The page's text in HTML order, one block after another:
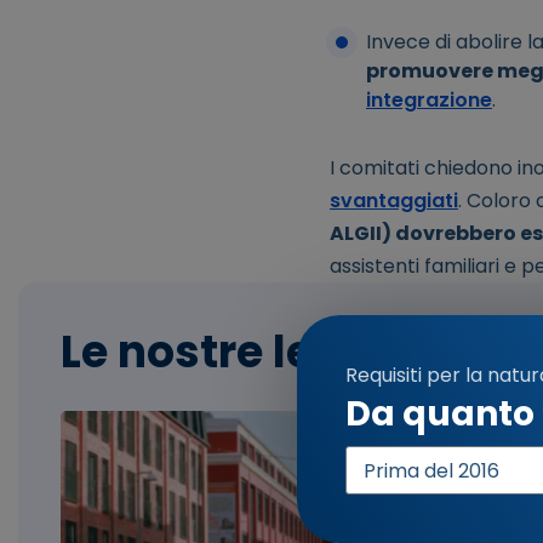
Invece di abolire
promuovere
integrazione.
I comitati chiedono
svantaggiati. Coloro
ALGII) dovrebbero
assistenti familiari e
Le nostre lettureRequisiti per la
Da
Anno
di